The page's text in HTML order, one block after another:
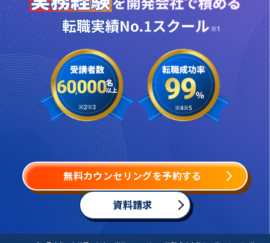
無料カウンセリングを予約する
資料請求